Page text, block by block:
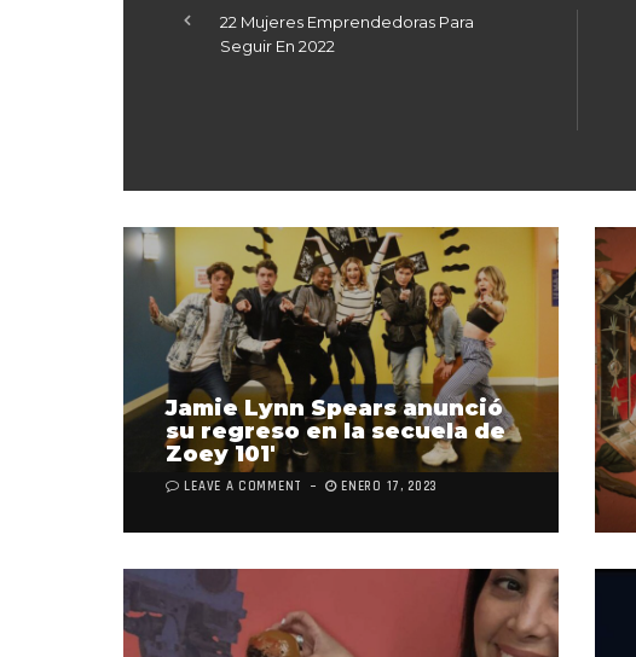
22 Mujeres Emprendedoras Para
Seguir En 2022
Jamie Lynn Spears anunció
su regreso en la secuela de
Zoey 101′
LEAVE A COMMENT ENERO 17, 2023